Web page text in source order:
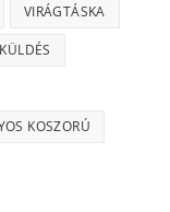
VIRÁGTÁSKA
KOSZORÚ